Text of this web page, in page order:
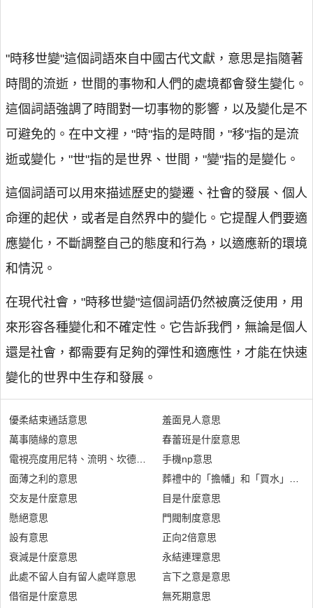
"時移世變"這個詞語來自中國古代文獻，意思是指隨著
時間的流逝，世間的事物和人們的處境都會發生變化。
這個詞語強調了時間對一切事物的影響，以及變化是不
可避免的。在中文裡，"時"指的是時間，"移"指的是流
逝或變化，"世"指的是世界、世間，"變"指的是變化。
這個詞語可以用來描述歷史的變遷、社會的發展、個人
命運的起伏，或者是自然界中的變化。它提醒人們要適
應變化，不斷調整自己的態度和行為，以適應新的環境
和情況。
在現代社會，"時移世變"這個詞語仍然被廣泛使用，用
來形容各種變化和不確定性。它告訴我們，無論是個人
還是社會，都需要有足夠的彈性和適應性，才能在快速
變化的世界中生存和發展。
優柔結束通話意思
萬事隨緣的意思
電視亮度用尼特、流明、坎德拉是什麼意思
面薄之利的意思
交友是什麼意思
懸絕意思
設有意思
衰減是什麼意思
此處不留人自有留人處咩意思
借宿是什麼意思
羞面見人意思
春蕾班是什麼意思
手機np意思
葬禮中的「擔幡」和「買水」是什
目是什麼意思
門閥制度意思
正向2倍意思
永結連理意思
言下之意是意思
無死期意思